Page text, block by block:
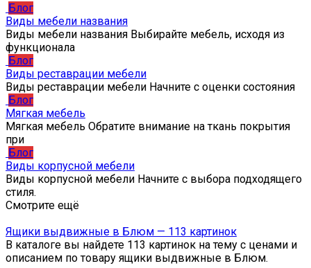
Блог
Виды мебели названия
Виды мебели названия Выбирайте мебель, исходя из
функционала
Блог
Виды реставрации мебели
Виды реставрации мебели Начните с оценки состояния
Блог
Мягкая мебель
Мягкая мебель Обратите внимание на ткань покрытия
при
Блог
Виды корпусной мебели
Виды корпусной мебели Начните с выбора подходящего
стиля.
Смотрите ещё
Ящики выдвижные в Блюм — 113 картинок
В каталоге вы найдете 113 картинок на тему с ценами и
описанием по товару ящики выдвижные в Блюм.